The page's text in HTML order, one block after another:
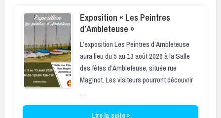
Exposition « Les Peintres
d’Ambleteuse »
L’exposition Les Peintres d’Ambleteuse
aura lieu du 5 au 13 août 2026 à la Salle
des fêtes d’Ambleteuse, située rue
Maginot. Les visiteurs pourront découvrir
…
Lire la suite »